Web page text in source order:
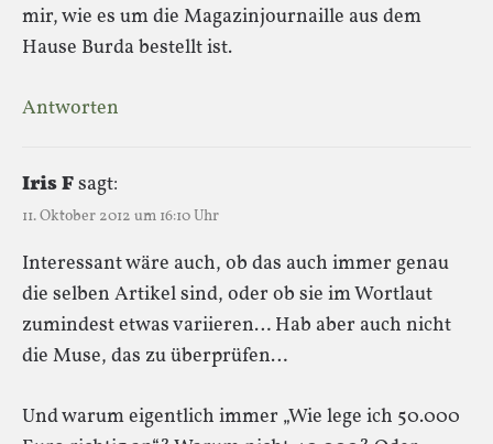
mir, wie es um die Magazinjournaille aus dem
Hause Burda bestellt ist.
Antworten
Iris Fsagt:
11. Oktober 2012 um 16:10 Uhr
Interessant wäre auch, ob das auch immer genau
die selben Artikel sind, oder ob sie im Wortlaut
zumindest etwas variieren… Hab aber auch nicht
die Muse, das zu überprüfen…
Und warum eigentlich immer „Wie lege ich 50.000